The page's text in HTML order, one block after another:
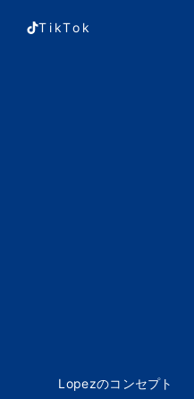
TikTok
Lopezのコンセプト